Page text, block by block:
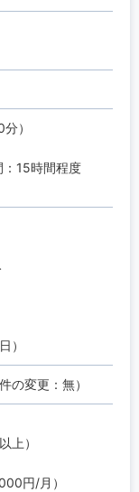
）
：15時間程度
）
の変更：無）
上）
円/月）